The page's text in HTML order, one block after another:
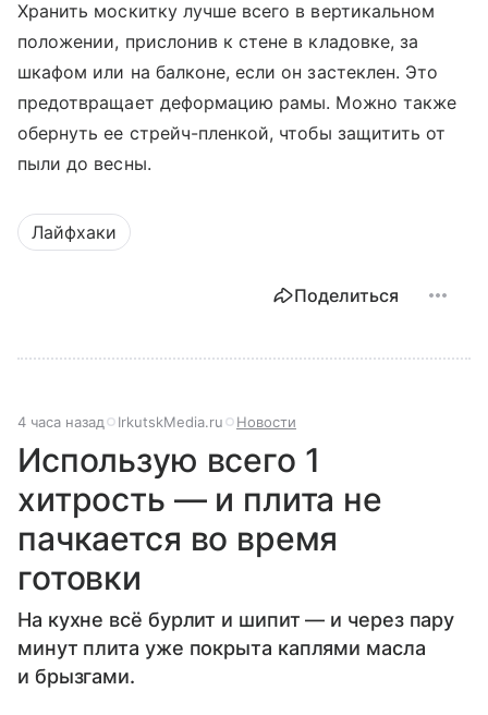
Хранить москитку лучше всего в вертикальном
положении, прислонив к стене в кладовке, за
шкафом или на балконе, если он застеклен. Это
предотвращает деформацию рамы. Можно также
обернуть ее стрейч-пленкой, чтобы защитить от
пыли до весны.
Лайфхаки
Поделиться
4 часа назад IrkutskMedia.ru Новости
Использую всего 1
хитрость — и плита не
пачкается во время
готовки
На кухне всё бурлит и шипит — и через пару
минут плита уже покрыта каплями масла
и брызгами.